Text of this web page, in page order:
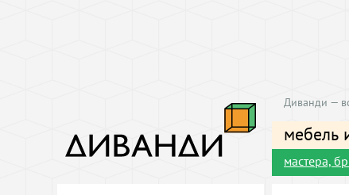
Диванди —
мебель
мастера,